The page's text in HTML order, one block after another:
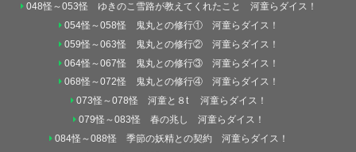
048怪～053怪 ゆきのこ雪路が教えてくれたこと 河童らダイス！
054怪～058怪 鬼丸との修行① 河童らダイス！
059怪～063怪 鬼丸との修行② 河童らダイス！
064怪～067怪 鬼丸との修行③ 河童らダイス！
068怪～072怪 鬼丸との修行④ 河童らダイス！
073怪～078怪 河童と８t 河童らダイス！
079怪～083怪 春の兆し 河童らダイス！
084怪～088怪 季節の妖精との契約 河童らダイス！